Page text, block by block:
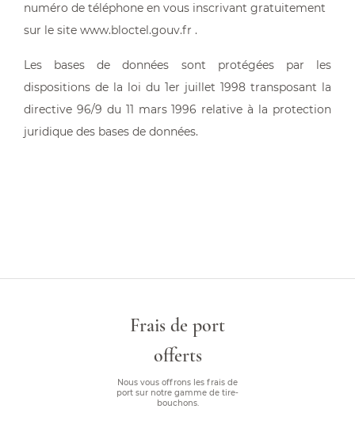
numéro de téléphone en vous inscrivant gratuitement
sur le site www.bloctel.gouv.fr .
Les bases de données sont protégées par les
dispositions de la loi du 1er juillet 1998 transposant la
directive 96/9 du 11 mars 1996 relative à la protection
juridique des bases de données.
Frais de port
offerts
Nous vous offrons les frais de
port sur notre gamme de tire-
bouchons.